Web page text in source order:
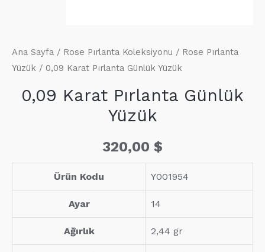
Ana Sayfa / Rose Pırlanta Koleksiyonu / Rose Pırlanta
Yüzük / 0,09 Karat Pırlanta Günlük Yüzük
0,09 Karat Pırlanta Günlük
Yüzük
320,00 $
Ürün Kodu Y001954
Ayar 14
Ağırlık 2,44 gr